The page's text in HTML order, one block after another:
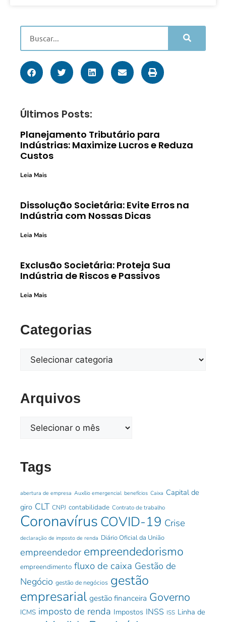
Últimos Posts:
Planejamento Tributário para
Indústrias: Maximize Lucros e Reduza
Custos
Leia Mais
Dissolução Societária: Evite Erros na
Indústria com Nossas Dicas
Leia Mais
Exclusão Societária: Proteja Sua
Indústria de Riscos e Passivos
Leia Mais
Categorias
Arquivos
Tags
abertura de empresa Auxílio emergencial benefícios Caixa Capital de
giro CLT CNPJ contabilidade Contrato de trabalho
Coronavírus COVID-19 Crise
declaração de imposto de renda Diário Oficial da União
empreendedor empreendedorismo
empreendimento fluxo de caixa Gestão de
Negócio gestão de negócios gestão
empresarial gestão financeira Governo
ICMS imposto de renda Impostos INSS ISS Linha de